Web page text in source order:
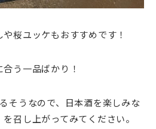
桜ユッケもおすすめです！
う一品ばかり！
そうなので、日本酒を楽しみな
召し上がってみてください。